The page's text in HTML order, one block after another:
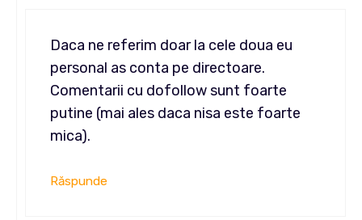
Daca ne referim doar la cele doua eu
personal as conta pe directoare.
Comentarii cu dofollow sunt foarte
putine (mai ales daca nisa este foarte
mica).
Răspunde